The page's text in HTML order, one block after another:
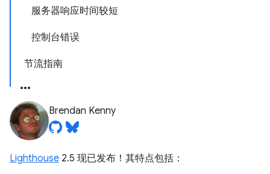
服务器响应时间较短
控制台错误
节流指南
Brendan Kenny
Lighthouse 2.5 现已发布！其特点包括：